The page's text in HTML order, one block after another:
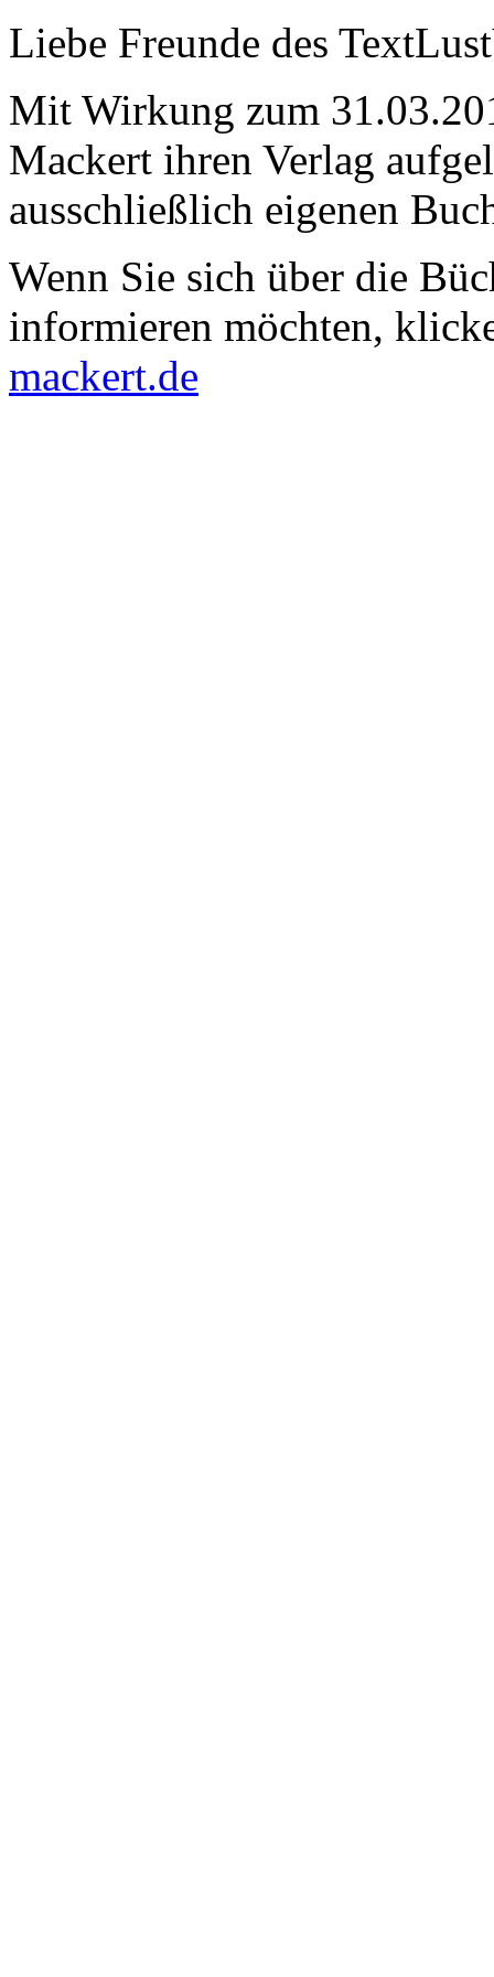
Liebe Freunde des
Mit Wirkung zum
Mackert ihren Verlag
ausschließlich eigenen
Wenn Sie sich über die
informieren möch­ten,
mackert.de